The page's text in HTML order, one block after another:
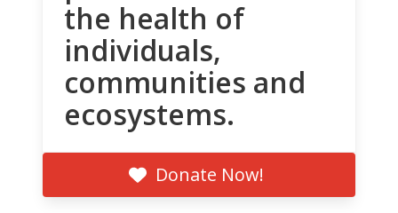
the health of
individuals,
communities and
ecosystems.
Donate Now!